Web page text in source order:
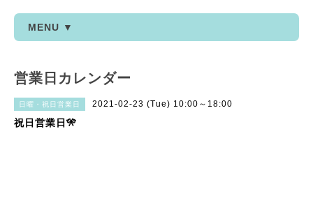
MENU ▼
営業日カレンダー
日曜・祝日営業日 2021-02-23 (Tue) 10:00～18:00
祝日営業日🎌